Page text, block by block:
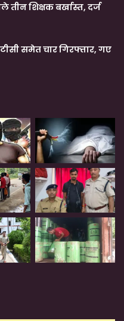
तीन शिक्षक बर्खास्त, दर्ज
समेत चार गिरफ्तार, गए